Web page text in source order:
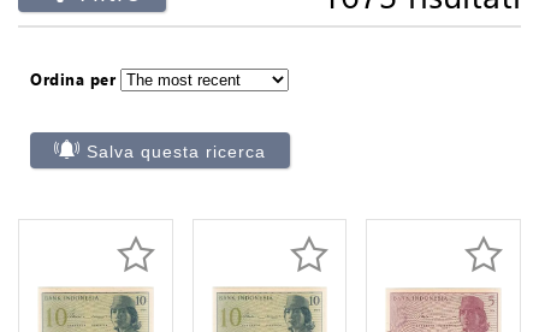
Ordina per
Salva questa ricerca